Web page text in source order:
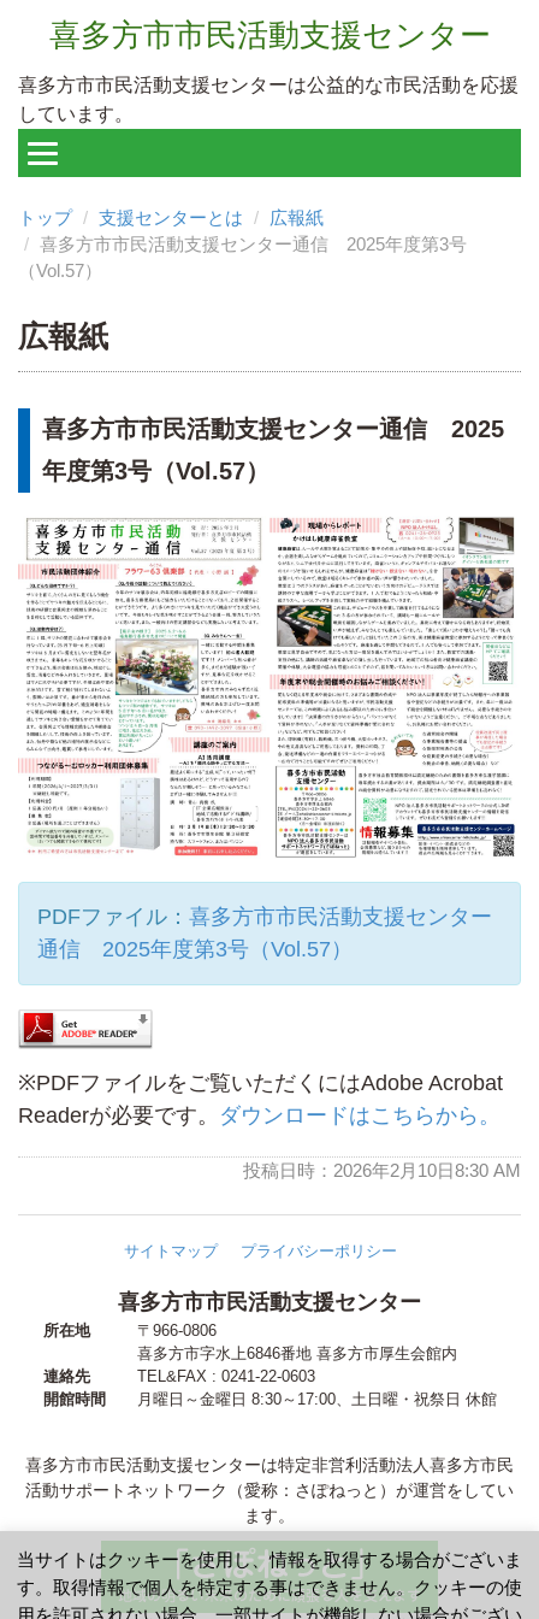
喜多方市市民活動支援センター
喜多方市市民活動支援センターは公益的な市民活動を応援
しています。
トップ 支援センターとは
広報紙
喜多方市市民活動支援センター通信 2025年度第3号
（Vol.57）
広報紙
喜多方市市民活動支援センター通信 2025
年度第3号（Vol.57）
PDFファイル： 喜多方市市民活動支援センター
通信 2025年度第3号（Vol.57）
※PDFファイルをご覧いただくにはAdobe Acrobat
Readerが必要です。 ダウンロードはこちらから。
投稿日時：2026年2月10日8:30 AM
喜多方市市民活動支援センター
所在地
〒966-0806
喜多方市字水上6846番地 喜多方市厚生会館内
連絡先
TEL&FAX : 0241-22-0603
開館時間
月曜日～金曜日 8:30～17:00、 土日曜・祝祭日 休館
サイトマップ プライバシーポリシー
喜多方市市民活動支援センターは特定非営利活動法人喜多方市民
活動サポートネットワーク（愛称：さぽねっと）が運営をしてい
ます。
当サイトはクッキーを使用し、情報を取得する場合がございま
す。取得情報で個人を特定する事はできません。クッキーの使
用を許可されない場合、一部サイトが機能しない場合がござい